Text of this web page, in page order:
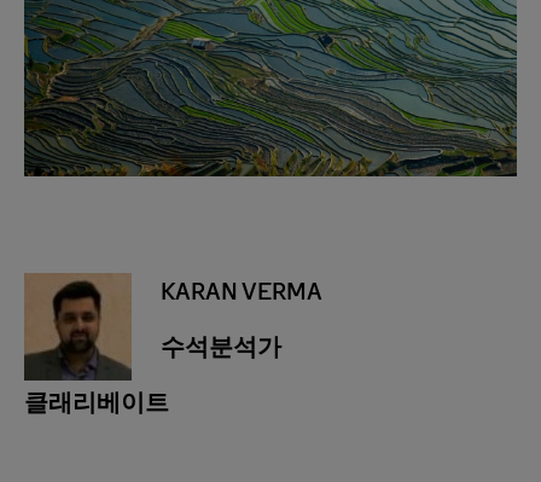
KARAN VERMA
수석분석가
클래리베이트